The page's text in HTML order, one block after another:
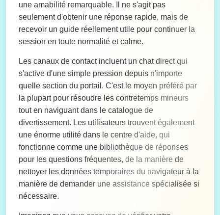
une amabilité remarquable. Il ne s'agit pas
seulement d'obtenir une réponse rapide, mais de
recevoir un guide réellement utile pour continuer la
session en toute normalité et calme.
Les canaux de contact incluent un chat direct qui
s'active d'une simple pression depuis n'importe
quelle section du portail. C'est le moyen préféré par
la plupart pour résoudre les contretemps mineurs
tout en naviguant dans le catalogue de
divertissement. Les utilisateurs trouvent également
une énorme utilité dans le centre d'aide, qui
fonctionne comme une bibliothèque de réponses
pour les questions fréquentes, de la manière de
nettoyer les données temporaires du navigateur à la
manière de demander une assistance spécialisée si
nécessaire.